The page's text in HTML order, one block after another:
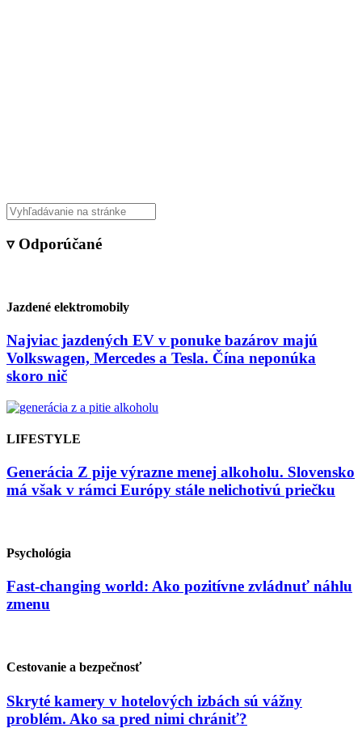
▿ Odporúčané
Jazdené elektromobily
Najviac jazdených EV v ponuke bazárov majú
Volkswagen, Mercedes a Tesla. Čína neponúka
skoro nič
LIFESTYLE
Generácia Z pije výrazne menej alkoholu. Slovensko
má však v rámci Európy stále nelichotivú priečku
Psychológia
Fast-changing world: Ako pozitívne zvládnuť náhlu
zmenu
Cestovanie a bezpečnosť
Skryté kamery v hotelových izbách sú vážny
problém. Ako sa pred nimi chrániť?